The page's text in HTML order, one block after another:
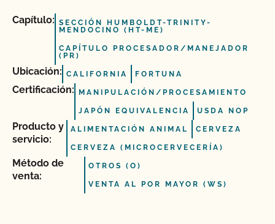
Capítulo: SECCIÓN HUMBOLDT-TRINITY-
MENDOCINO (HT-ME)
CAPÍTULO PROCESADOR/MANEJADOR
(PR)
Ubicación: CALIFORNIA FORTUNA
Certificación: MANIPULACIÓN/PROCESAMIENTO
JAPÓN EQUIVALENCIA USDA NOP
Producto y
servicio:
ALIMENTACIÓN ANIMAL CERVEZA
CERVEZA (MICROCERVECERÍA)
Método de
venta:
OTROS (O)
VENTA AL POR MAYOR (WS)